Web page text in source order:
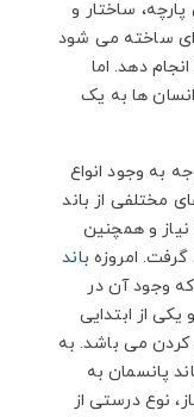
ساختار و
ای ساخته می شود
دهد. اما
ها به یک
به وجود انواع
مختلفی از باند
و همچنین
گرفت. امروزه باند
وجود آن در
از ابتدایی
کردن می باشد. به
پانسمان به
نوع درستی از